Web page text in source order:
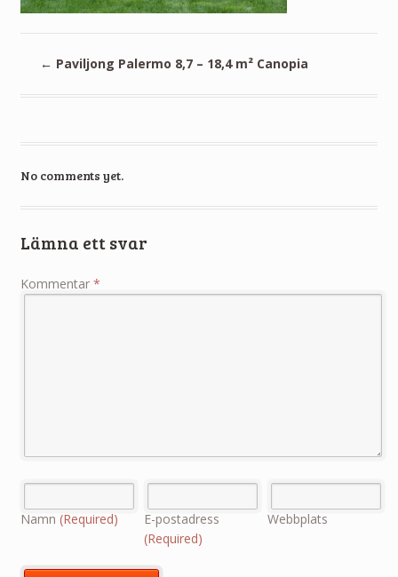
← Paviljong Palermo 8,7 – 18,4 m² Canopia
No comments yet.
Lämna ett svar
Kommentar *
Namn (Required)
E-postadress
(Required)
Webbplats